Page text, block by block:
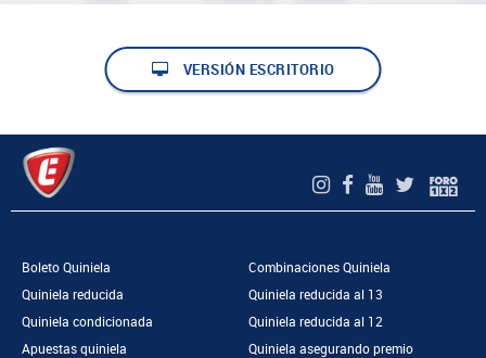
VERSIÓN ESCRITORIO
Boleto Quiniela
Quiniela reducida
Quiniela condicionada
Apuestas quiniela
Combinaciones Quiniela
Quiniela reducida al 13
Quiniela reducida al 12
Quiniela asegurando premio